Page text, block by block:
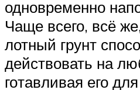
одно­вре­мен­но
Чаще все­го, всё
лот­ный грунт
дей­ство­вать на
го­тав­ли­вая его